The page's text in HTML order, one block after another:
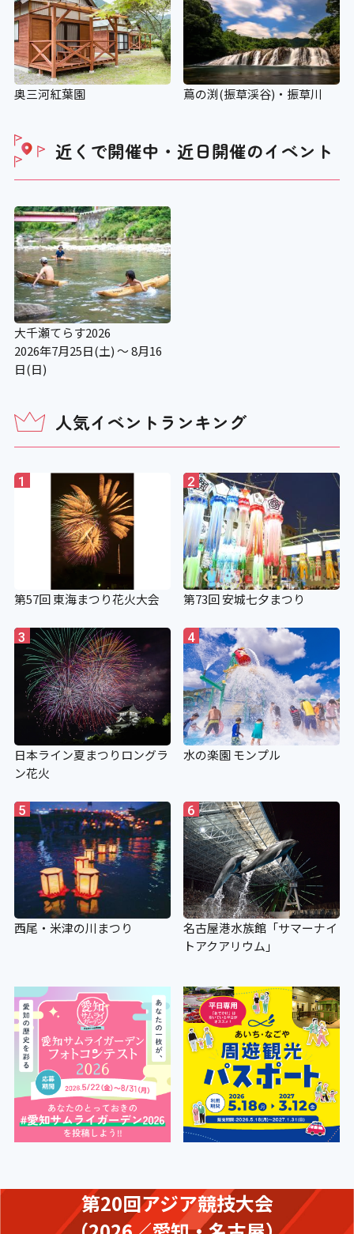
奥三河紅葉園 蔦の渕(振草渓谷)・振草川
近くで開催中・近日開催のイベント
大千瀬てらす2026
2026年7月25日(土) ～ 8月16
日(日)
人気イベントランキング
1
第57回 東海まつり花火大会
2
第73回 安城七夕まつり
3
日本ライン夏まつりロングラ
ン花火
4
水の楽園 モンプル
5
西尾・米津の川まつり
6
名古屋港水族館「サマーナイ
トアクアリウム」
第20回アジア競技大会